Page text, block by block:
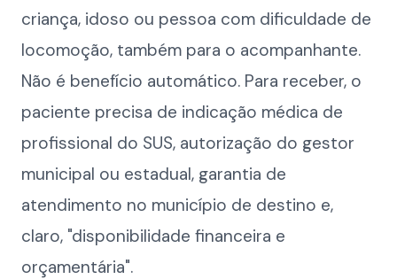
criança, idoso ou pessoa com dificuldade de
locomoção, também para o acompanhante.
Não é benefício automático. Para receber, o
paciente precisa de indicação médica de
profissional do SUS, autorização do gestor
municipal ou estadual, garantia de
atendimento no município de destino e,
claro, "disponibilidade financeira e
orçamentária".